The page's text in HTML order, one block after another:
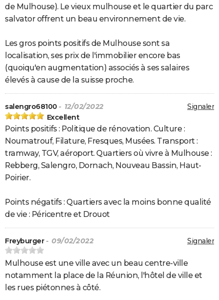
de Mulhouse). Le vieux mulhouse et le quartier du parc
salvator offrent un beau environnement de vie.
Les gros points positifs de Mulhouse sont sa
localisation, ses prix de l'immobilier encore bas
(quoiqu'en augmentation) associés à ses salaires
élevés à cause de la suisse proche.
Signaler
salengro68100 - 12/02/2022
Excellent
Points positifs : Politique de rénovation. Culture :
Noumatrouf, Filature, Fresques, Musées. Transport :
tramway, TGV, aéroport. Quartiers où vivre à Mulhouse :
Rebberg, Salengro, Dornach, Nouveau Bassin, Haut-
Poirier.
Points négatifs : Quartiers avec la moins bonne qualité
de vie : Péricentre et Drouot
Signaler
Freyburger- 09/02/2022
Mulhouse est une ville avec un beau centre-ville
notamment la place de la Réunion, l'hôtel de ville et
les rues piétonnes à côté.